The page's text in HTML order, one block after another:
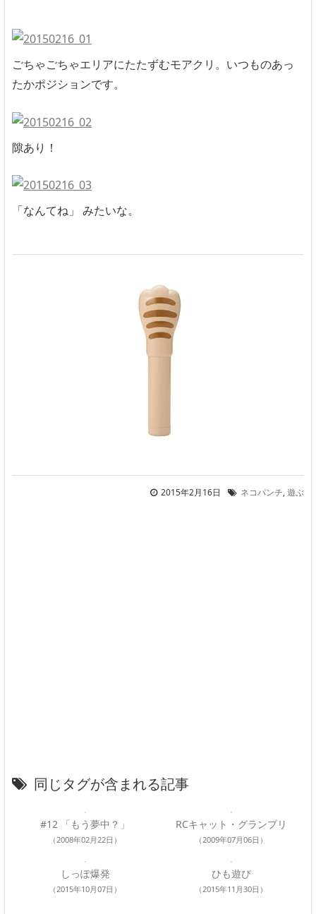
ごちゃごちゃエリアにたたずむモアクリ。いつものあっ
たかポジションです。
隙あり！
「なんてね」 みたいな。
2015年2月16日 ネコパンチ,遊ぶ
同じタグが含まれる記事
#12 「もう夢中？」
（2008年02月22日）
RCキャット・グランプリ
（2009年07月06日）
しっぽ爆発
（2015年10月07日）
ひも遊び
（2015年11月30日）